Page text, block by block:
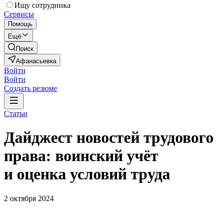
Ищу сотрудника
Сервисы
Помощь
Ещё
Поиск
Афанасьевка
Войти
Войти
Создать резюме
Статьи
Дайджест новостей трудового
права: воинский учёт
и оценка условий труда
2 октября 2024